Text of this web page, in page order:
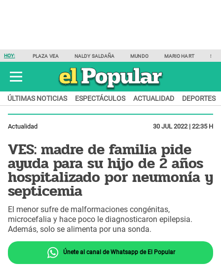
HOY: PLAZA VEA NALDY SALDAÑA MUNDO MARIO HART
ÚLTIMAS NOTICIAS ESPECTÁCULOS ACTUALIDAD DEPORTES
Actualidad 30 JUL 2022 | 22:35 H
VES: madre de familia pide
ayuda para su hijo de 2 años
hospitalizado por neumonía y
septicemia
El menor sufre de malformaciones congénitas,
microcefalia y hace poco le diagnosticaron epilepsia.
Además, solo se alimenta por una sonda.
Únete al canal de Whatsapp de El Popular